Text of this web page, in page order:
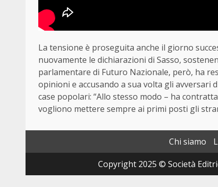
La tensione è proseguita anche il giorno
nuovamente le dichiarazioni di Sasso,
parlamentare di Futuro Nazionale, però, ha
opinioni e accusando a sua volta gli avversari
case popolari: “Allo stesso modo – ha
vogliono mettere sempre ai primi posti gli
Chi siamo
Copyright 2025 © Società